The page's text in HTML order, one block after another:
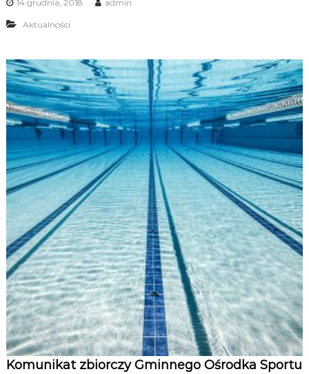
14 grudnia, 2018 admin
Aktualności
Komunikat zbiorczy Gminnego Ośrodka Sportu